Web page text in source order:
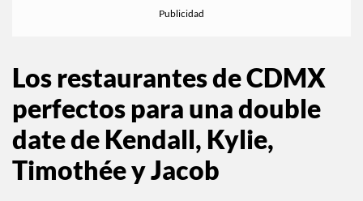
Los restaurantes de CDMX
perfectos para una double
date de Kendall, Kylie,
Timothée y Jacob